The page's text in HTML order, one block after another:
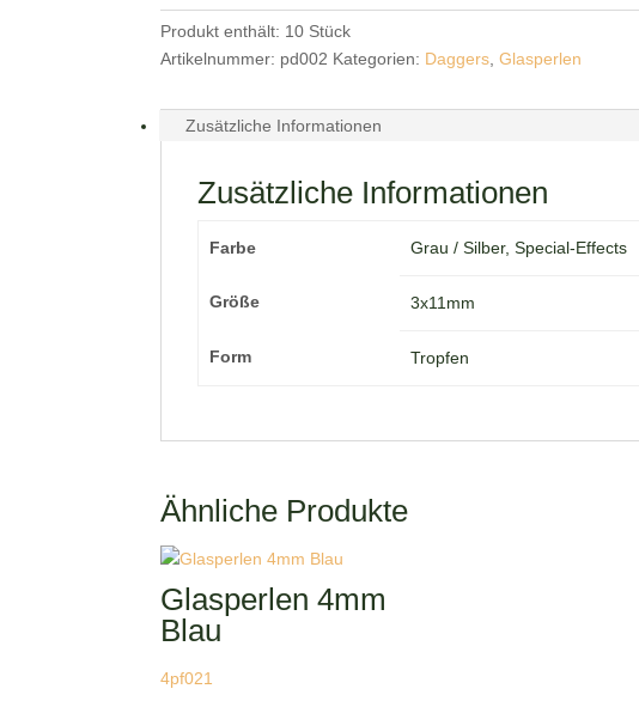
Produkt enthält: 10 Stück
Artikelnummer: pd002 Kategorien: Daggers ,Glasperlen
Zusätzliche Informationen
Zusätzliche Informationen
Farbe Grau / Silber, Special-Effects
Größe 3x11mm
Form Tropfen
Ähnliche Produkte
Glasperlen 4mm
Blau
4pf021